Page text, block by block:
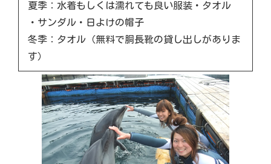
夏季：水着もしくは濡れても良い服装・タオル
・サンダル・日よけの帽子
冬季：タオル（無料で胴長靴の貸し出しがありま
す）